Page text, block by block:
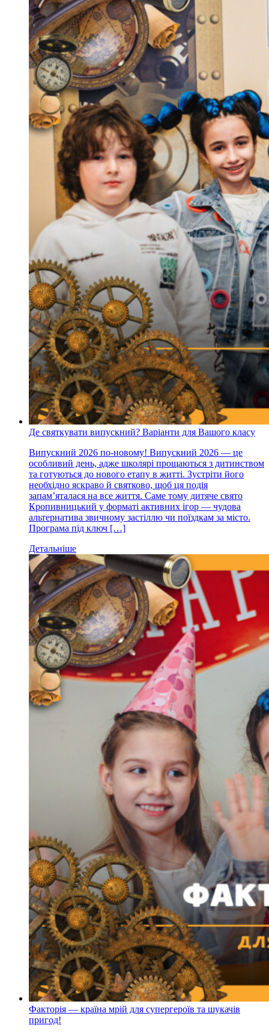
Де святкувати випускний? Варіанти для Вашого класу
Випускний 2026 по-новому! Випускний 2026 — це
особливий день, адже школярі прощаються з дитинством
та готуються до нового етапу в житті. Зустріти його
необхідно яскраво й святково, щоб ця подія
запам’яталася на все життя. Саме тому дитяче свято
Кропивницький у форматі активних ігор — чудова
альтернатива звичному застіллю чи поїздкам за місто.
Програма під ключ […]
Детальніше
Факторія — країна мрій для супергероїв та шукачів
пригод!